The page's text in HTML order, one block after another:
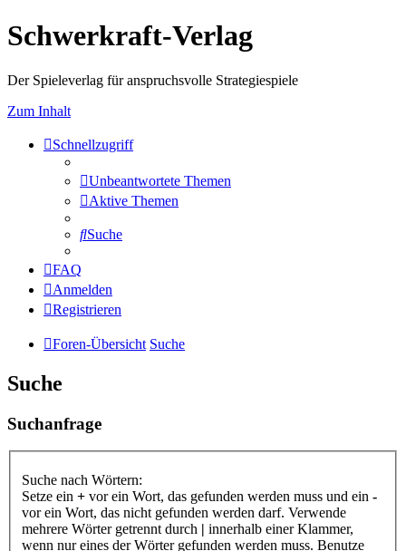
Schwerkraft-Verlag
Der Spieleverlag für anspruchsvolle Strategiespiele
Zum Inhalt
Schnellzugriff
Unbeantwortete Themen
Aktive Themen
Suche
FAQ
Anmelden
Registrieren
Foren-Übersicht Suche
Suche
Suchanfrage
Suche nach Wörtern:
Setze ein + vor ein Wort, das gefunden werden muss und ein -
vor ein Wort, das nicht gefunden werden darf. Verwende
mehrere Wörter getrennt durch | innerhalb einer Klammer,
wenn nur eines der Wörter gefunden werden muss. Benutze